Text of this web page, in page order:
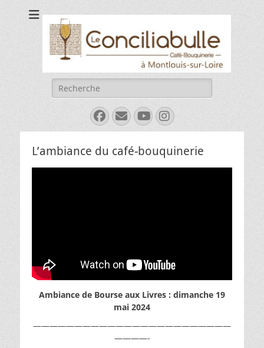
Café-bouquinerie à Montlouis-sur-Loire
Rechercher :
Facebook
E-
mail
YouTube
Instagram
L’ambiance du café-bouquinerie
Ambiance de Bourse aux Livres : dimanche 19
mai 2024
————————————————————————
————-